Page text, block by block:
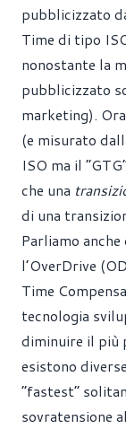
pubblicizzato
Time di tipo
nonostante la
pubblicizzato
marketing).
(e misurato
ISO ma il
che una
di una
Parliamo
l’OverDrive
Time
tecnologia
diminuire il più
esistono
“fastest”
sovratensione